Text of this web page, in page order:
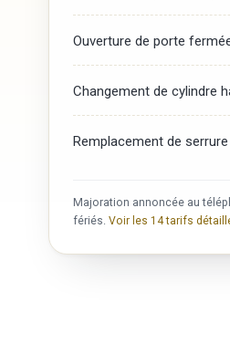
Ouverture de porte
Changement de cylindre
Remplacement de serrure
Majoration annoncée au
fériés. Voir les 14 tarifs